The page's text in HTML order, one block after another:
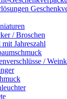
/ Broschen
Jahreszahl
/